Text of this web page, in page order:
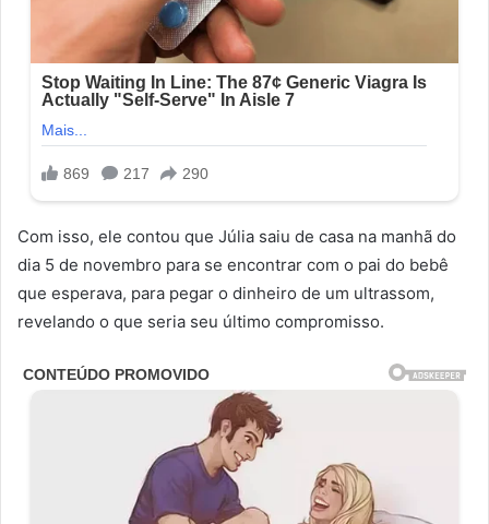
Com isso, ele contou que Júlia saiu de casa na manhã do
dia 5 de novembro para se encontrar com o pai do bebê
que esperava, para pegar o dinheiro de um ultrassom,
revelando o que seria seu último compromisso.